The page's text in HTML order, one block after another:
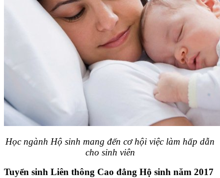
Học ngành Hộ sinh mang đến cơ hội việc làm hấp dẫn
cho sinh viên
Tuyển sinh Liên thông Cao đẳng Hộ sinh năm 2017